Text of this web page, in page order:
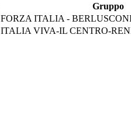
Gruppo
FORZA ITALIA -
ITALIA VIVA-IL CENTRO-